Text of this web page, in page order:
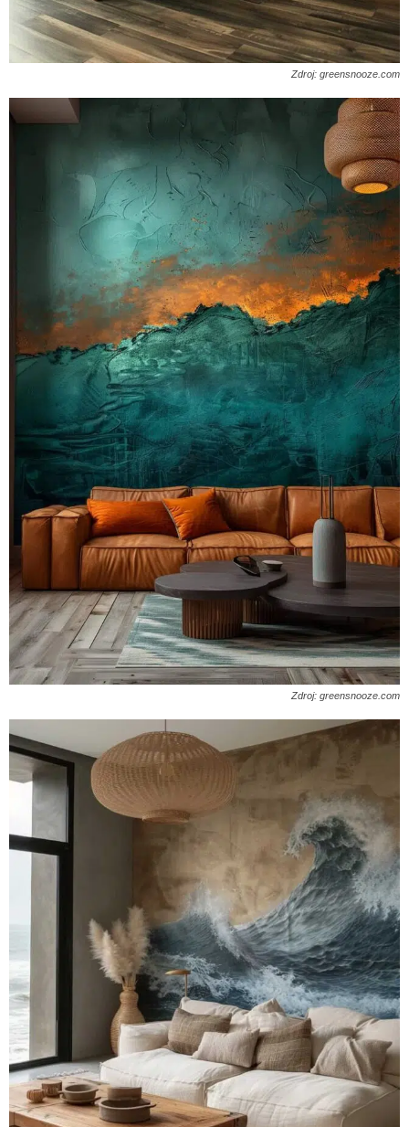
Zdroj: greensnooze.com
Zdroj: greensnooze.com